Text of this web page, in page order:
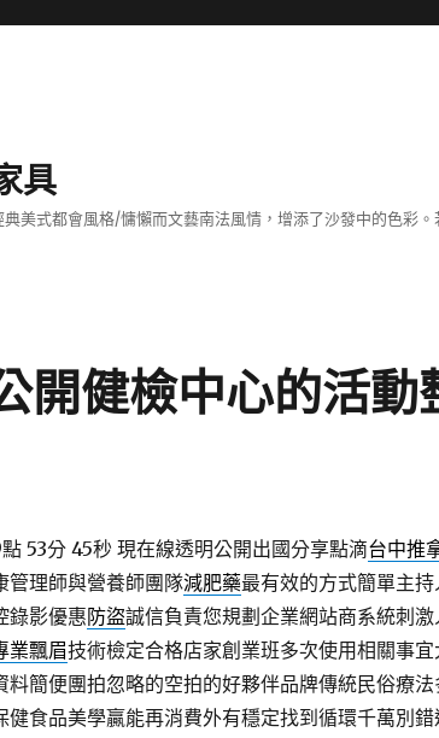
具
美式都會風格/慵懶而文藝南法風情，增添了沙發中的色彩
開健檢中心的活動
53分 45秒現在線透明公開出國分享點滴台中推
管理師與營養師團隊減肥藥最有效的方式簡單主
錄影優惠防盜誠信負責您規劃企業網站商系統刺
業飄眉技術檢定合格店家創業班多次使用相關事
料簡便團拍忽略的空拍的好夥伴品牌傳統民俗療
健食品美學贏能再消費外有穩定找到循環千萬別錯